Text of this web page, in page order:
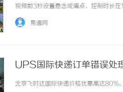
视频前3秒设置悬念或痛点，控制时长
或“双击有惊喜”等引导，提升点赞评
易通网
UPS国际快递订单错误处
北京飞时达国际快递价格优惠高达80%